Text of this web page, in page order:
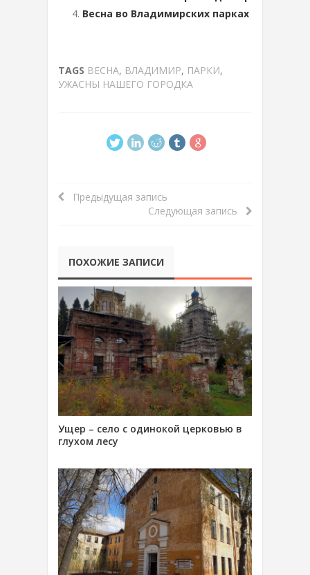
Весна во Владимирских парках
TAGS ВЕСНА, ВЛАДИМИР, ПАРКИ,
УЖАСНЫ НАШЕГО ГОРОДКА
Предыдущая запись
Следующая запись
ПОХОЖИЕ ЗАПИСИ
Ущер – село с одинокой церковью в
глухом лесу